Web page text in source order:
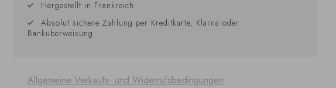
Hergestellt in Frankreich
Absolut sichere Zahlung per Kreditkarte, Klarna oder
Banküberweisung
Allgemeine Verkaufs- und Widerrufsbedingungen